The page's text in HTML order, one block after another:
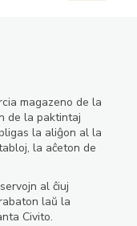
magazeno de la
de la paktintaj
la aliĝon al la
la aĉeton de
al ĉiuj
laŭ la
Civito.